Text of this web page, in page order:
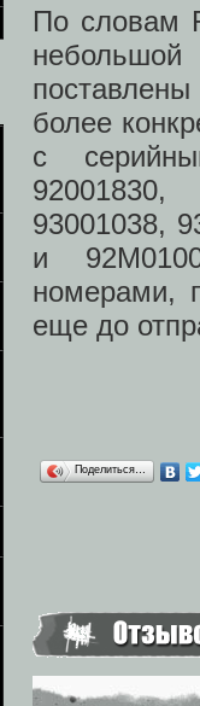
По словам
более
с
92001830,
93001038,
и
номерами,
еще до
Поделиться…